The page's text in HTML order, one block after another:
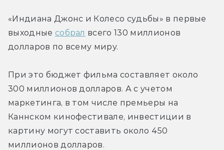
«Индиана Джонс и Колесо судьбы» в первые
выходные собрал всего 130 миллионов
долларов по всему миру.
При это бюджет фильма составляет около
300 миллионов долларов. А с учетом
маркетинга, в том числе премьеры на
Каннском кинофестивале, инвестиции в
картину могут составить около 450
миллионов долларов.